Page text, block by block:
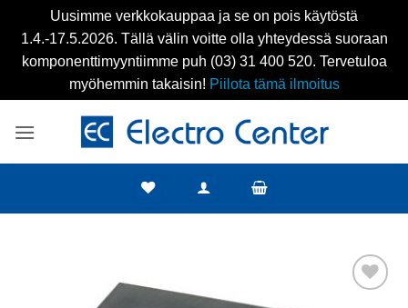
Uusimme verkkokauppaa ja se on pois käytöstä
1.4.-17.5.2026. Tällä välin voitte olla yhteydessä suoraan
komponenttimyyntiimme puh (03) 31 400 520. Tervetuloa
myöhemmin takaisin! Piilota tämä ilmoitus